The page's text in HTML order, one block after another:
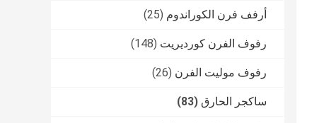
أرفف فرن الكوراندوم (25)
رفوف الفرن كورديريت (148)
رفوف موليت الفرن (26)
ساكجر الحارق (83)